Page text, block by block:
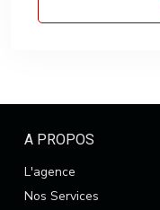
A PROPOS
L'agence
Nos Services